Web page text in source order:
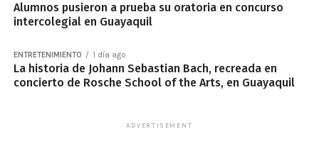
Alumnos pusieron a prueba su oratoria en concurso
intercolegial en Guayaquil
ENTRETENIMIENTO 1 día ago
La historia de Johann Sebastian Bach, recreada en
concierto de Rosche School of the Arts, en Guayaquil
ADVERTISEMENT